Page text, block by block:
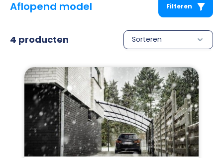
Aflopend model Filteren
4 producten